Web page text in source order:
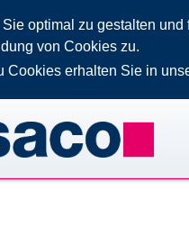
optimal zu gestalten
von Cookies zu.
Cookies erhalten Sie in